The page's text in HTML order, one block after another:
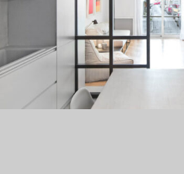
ΔΙΑΜΈΡΙΣΜΑ 1
SINGLE PROJECT